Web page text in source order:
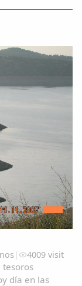
| 4009 visit
tesoros
día en las